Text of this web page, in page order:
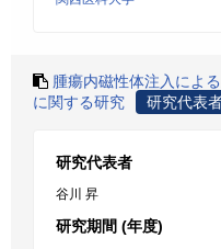
腫瘍内磁性体注入によ
に関する研究
研究代表
研究代表者
谷川 昇
研究期間 (年度)